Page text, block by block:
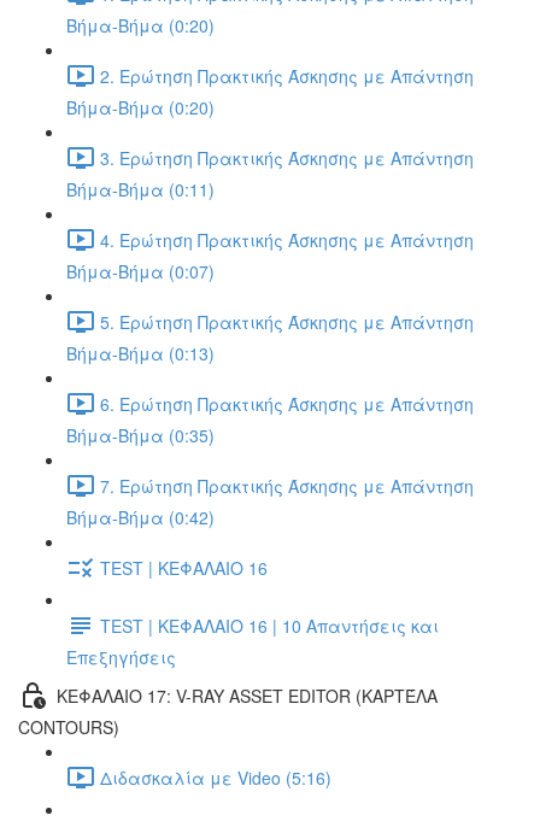
Βήμα-Βήμα (0:20)
2. Ερώτηση Πρακτικής Άσκησης με Απάντηση
Βήμα-Βήμα (0:20)
3. Ερώτηση Πρακτικής Άσκησης με Απάντηση
Βήμα-Βήμα (0:11)
4. Ερώτηση Πρακτικής Άσκησης με Απάντηση
Βήμα-Βήμα (0:07)
5. Ερώτηση Πρακτικής Άσκησης με Απάντηση
Βήμα-Βήμα (0:13)
6. Ερώτηση Πρακτικής Άσκησης με Απάντηση
Βήμα-Βήμα (0:35)
7. Ερώτηση Πρακτικής Άσκησης με Απάντηση
Βήμα-Βήμα (0:42)
TEST | ΚΕΦΑΛΑΙΟ 16
TEST | ΚΕΦΑΛΑΙΟ 16 | 10 Απαντήσεις και
Επεξηγήσεις
ΚΕΦΑΛΑΙΟ 17: V-RAY ASSET EDITOR (ΚΑΡΤΈΛΑ
CONTOURS)
Διδασκαλία με Video (5:16)